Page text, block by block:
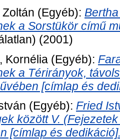
(Egyéb):
a Sorstükör című
(2001)
Kornélia (Egyéb):
a Térirányok,
[címlap és
(Egyéb): Fried
között V.
[címlap és